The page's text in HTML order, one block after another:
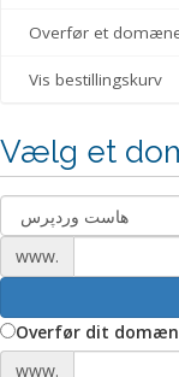
Overfør et
Vis bestillingskurv
Vælg et
www.
Overfør dit
www.